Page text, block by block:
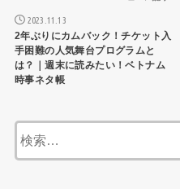
2023.11.13
2年ぶりにカムバック！チケット入
手困難の人気舞台プログラムと
は？｜週末に読みたい！ベトナム
時事ネタ帳